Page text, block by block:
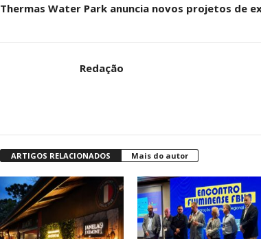
Thermas Water Park anuncia novos projetos de
Redação
ARTIGOS RELACIONADOS Mais do autor